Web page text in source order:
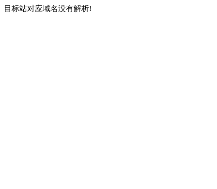
目标站对应域名没有解析!